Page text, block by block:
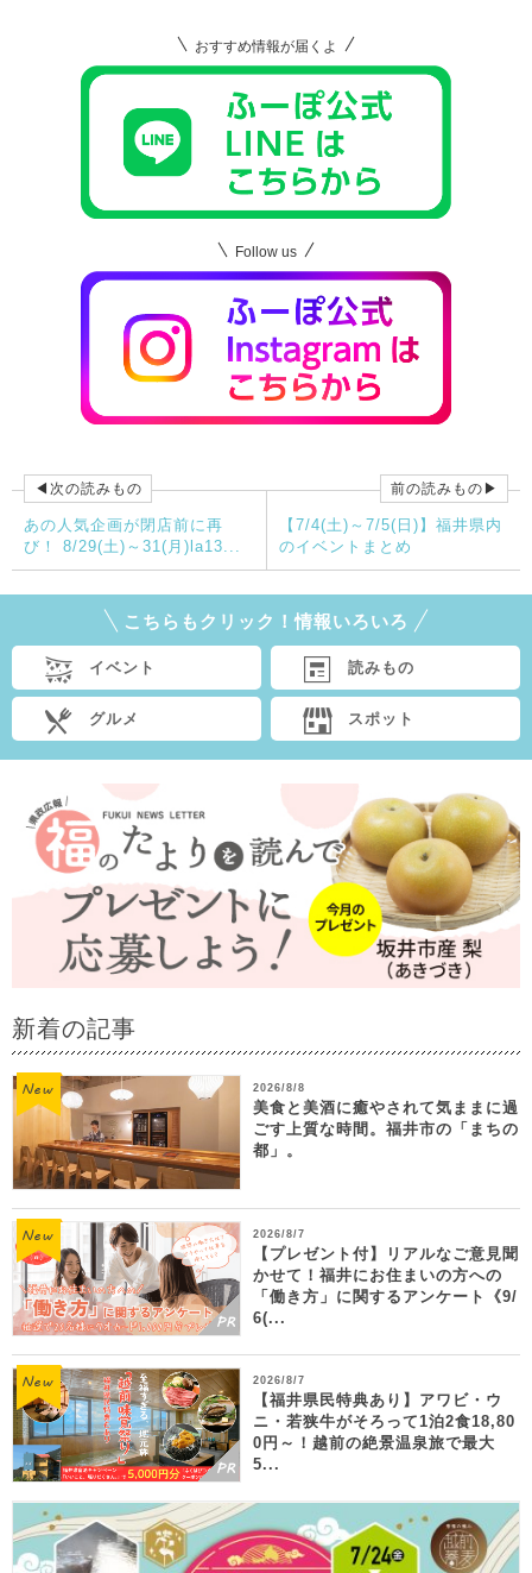
おすすめ情報が届くよ
Follow us
◀次の読みもの
あの人気企画が閉店前に再
び！ 8/29(土)～31(月)la13...
前の読みもの▶
【7/4(土)～7/5(日)】福井県内
のイベントまとめ
こちらもクリック！情報いろいろ
イベント 読みもの
グルメ スポット
新着の記事
2026/8/8
美食と美酒に癒やされて気ままに過
ごす上質な時間。福井市の「まちの
都」。
2026/8/7
【プレゼント付】リアルなご意見聞
かせて！福井にお住まいの方への
「働き方」に関するアンケート《9/
6(...
2026/8/7
【福井県民特典あり】アワビ・ウ
ニ・若狭牛がそろって1泊2食18,80
0円～！越前の絶景温泉旅で最大
5...